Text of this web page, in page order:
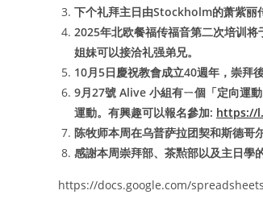
下个礼拜主日由Stockholm的萧紫丽
2025年北欧餐福传福音第二次培训
姐妹可以接洽礼强弟兄。
10月5日慶祝教會成立40週年，崇拜
9月27號 Alive 小組有ㄧ個「定向運
運動。有興趣可以報名參加: https://
陈牧师本周在乌普萨拉团契和斯德哥
感謝本周崇拜部、茶㸃部以及主日學
https://docs.google.com/